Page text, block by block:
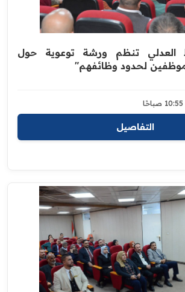
العدلي تنظم ورشة توعوية حول
لحدود وظائفهم"
التفاصيل